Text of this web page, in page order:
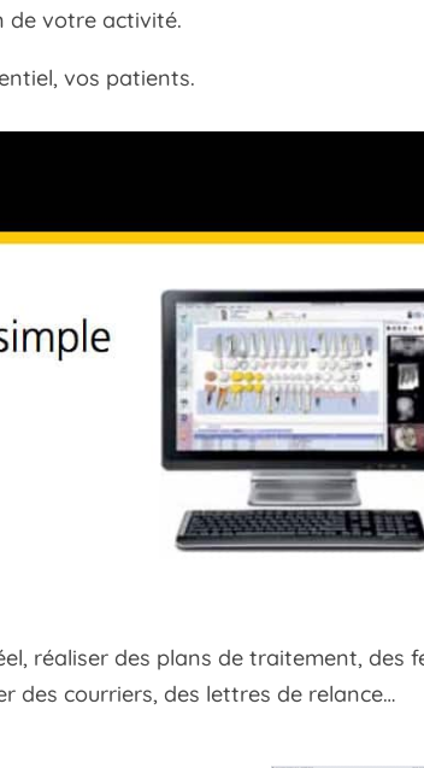
de votre activité.
vos patients.
réaliser des plans de traitement, des
des courriers, des lettres de relance…